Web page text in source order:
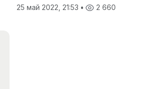
25 май 2022, 21:53 • 2 660